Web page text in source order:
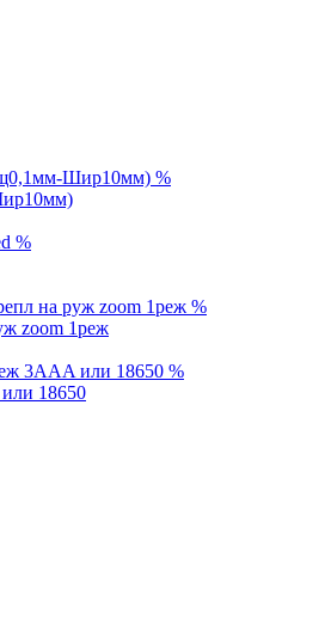
%
%
%
zoom 1реж
%
18650